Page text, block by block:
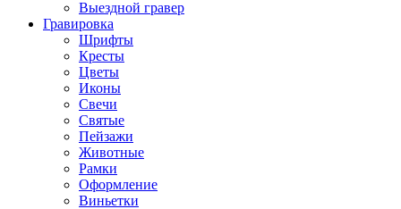
Выездной гравер
Гравировка
Шрифты
Кресты
Цветы
Иконы
Свечи
Святые
Пейзажи
Животные
Рамки
Оформление
Виньетки